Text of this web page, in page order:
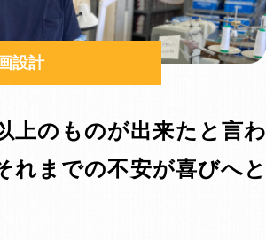
設計
上のものが出来たと言わ
れまでの不安が喜びへと